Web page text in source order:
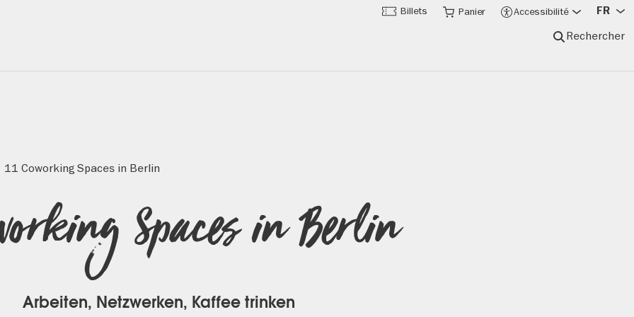
Rechercher
Billets Panier Accessibilité FR
11 Coworking Spaces in Berlin
Spaces in Berlin
Arbeiten, Netzwerken, Kaffee trinken